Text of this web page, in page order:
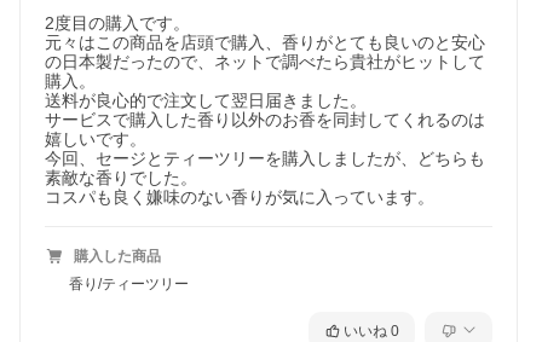
リラックスや安眠を誘う香り。リラックス効果が高く気分を安定
させてくれるので、不眠に優れた効果を発揮し良質な睡眠へと誘
ってくれます。
セージ
ヨモギに似た香りの清冽さが特徴の香り。不安や憂鬱な心を和ら
げ、幸福感を与えてくれると言われています。
ひのき
日本人にはなじみの深い、森林浴をしている様な安らぐ香り。気
分転換や、疲れを癒したい、ゆっくり自分と向き合いたい時にお
ガーデニア（くちなし）
「喜びを運ぶ」という花言葉を持つ、ウェディングブーケにも人
2度目の購入です。
元々はこの商品を店頭で購入、香りがとても良いのと安心
の日本製だったので、ネットで調べたら貴社がヒットして
購入。
送料が良心的で注文して翌日届きました。
サービスで購入した香り以外のお香を同封してくれるのは
嬉しいです。
今回、セージとティーツリーを購入しましたが、どちらも
素敵な香りでした。
購入した商品
香り/ティーツリー
いいね 0